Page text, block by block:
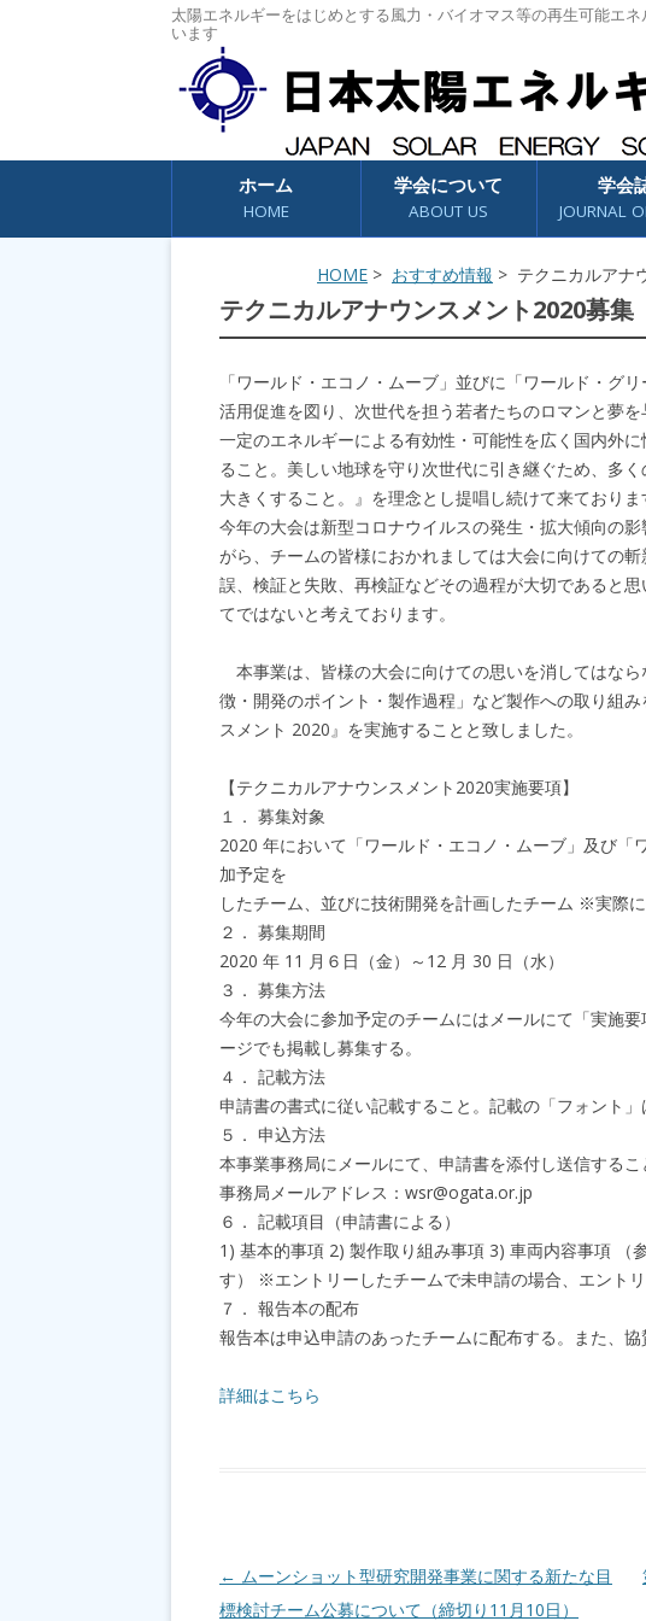
太陽エネルギーをはじめとする風力・バイオマス等の再生可能エ
います
コンテンツへスキップ
ホーム
HOME
学会について
ABOUT US
学会
JOURNAL
HOME > おすすめ情報 > テクニカルアナ
テクニカルアナウンスメント2020募
「ワールド・エコノ・ムーブ」並びに「ワールド・グ
活用促進を図り、次世代を担う若者たちのロマンと夢
一定のエネルギーによる有効性・可能性を広く国内外
ること。美しい地球を守り次世代に引き継ぐため、多
大きくすること。』を理念とし提唱し続けて来ておりま
今年の大会は新型コロナウイルスの発生・拡大傾向の
がら、チームの皆様におかれましては大会に向けての
誤、検証と失敗、再検証などその過程が大切であると
てではないと考えております。
本事業は、皆様の大会に向けての思いを消してはな
徴・開発のポイント・製作過程」など製作への取り組
スメント 2020』を実施することと致しました。
【テクニカルアナウンスメント2020実施要項】
１． 募集対象
2020 年において「ワールド・エコノ・ムーブ」及び
加予定を
したチーム、並びに技術開発を計画したチーム ※実際
２． 募集期間
2020 年 11 月６日（金）～12 月 30 日（水）
３． 募集方法
今年の大会に参加予定のチームにはメールにて「実施
ージでも掲載し募集する。
４． 記載方法
申請書の書式に従い記載すること。記載の「フォント
５． 申込方法
本事業事務局にメールにて、申請書を添付し送信するこ
事務局メールアドレス：wsr@ogata.or.jp
６． 記載項目（申請書による）
1) 基本的事項 2) 製作取り組み事項 3) 車両内容事項 （
す） ※エントリーしたチームで未申請の場合、エントリ
７． 報告本の配布
報告本は申込申請のあったチームに配布する。また、協
詳細はこちら
投稿ナビゲーション
← ムーンショット型研究開発事業に関する新たな目
標検討チーム公募について（締切り11月10日）